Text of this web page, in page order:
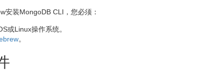
安装MongoDB CLI，您必须：
或Linux操作系统。
。